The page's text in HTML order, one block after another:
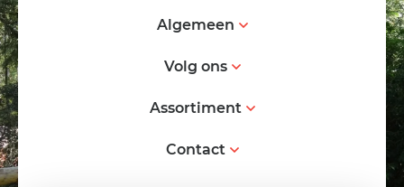
Algemeen
Volg ons
Assortiment
Contact